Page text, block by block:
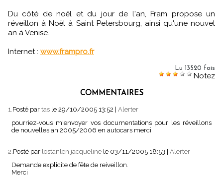
Du côté de noël et du jour de l'an, Fram propose un
réveillon à Noël à Saint Petersbourg, ainsi qu'une nouvel
an à Venise.
Internet : www.frampro.fr
Lu 13520 fois
Notez
COMMENTAIRES
1.Posté par tas le 29/10/2005 13:52
Alerter
pourriez-vous m'envoyer vos documentations pour les réveillons
de nouvelles an 2005/2006 en autocars merci
2.Posté par lostanlen jacqueline le 03/11/2005 18:53
Alerter
Demande explicite de fête de reiveillon.
Merci